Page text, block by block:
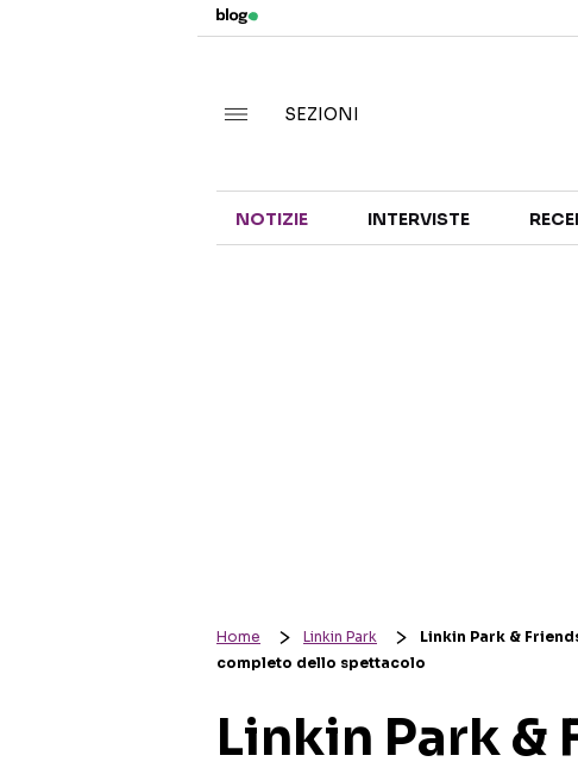
SEZIONI
NOTIZIE INTERVISTE
Home Linkin Park
Linkin Park &
completo dello spettacolo
Linkin Park &